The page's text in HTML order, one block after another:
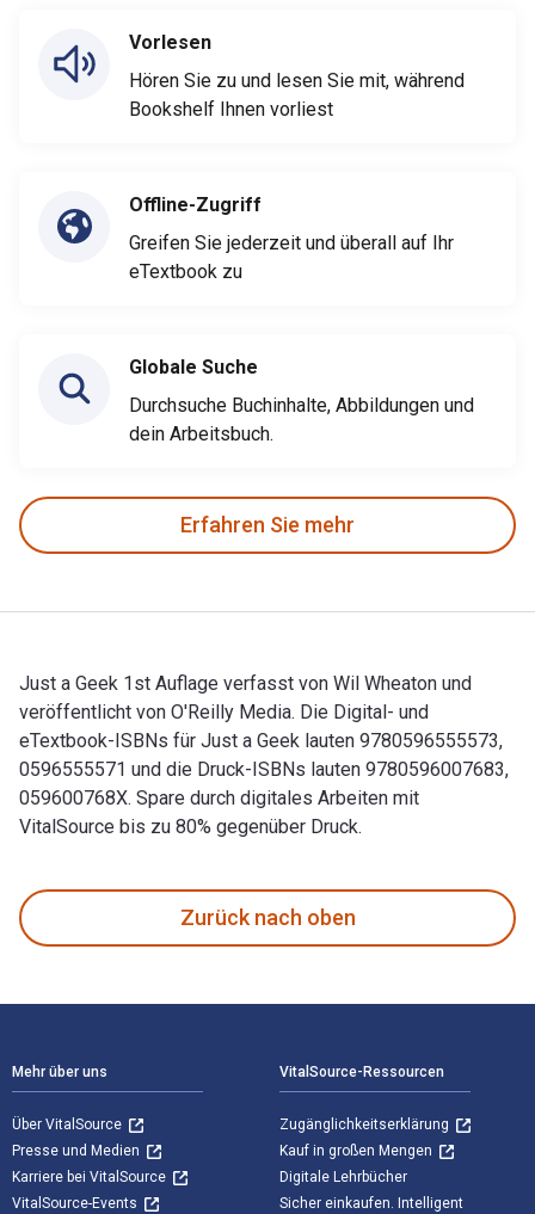
Vorlesen
Hören Sie zu und lesen Sie mit, während
Bookshelf Ihnen vorliest
Offline-Zugriff
Greifen Sie jederzeit und überall auf Ihr
eTextbook zu
Globale Suche
Durchsuche Buchinhalte, Abbildungen und
dein Arbeitsbuch.
Erfahren Sie mehr
Just a Geek 1st Auflage verfasst von Wil Wheaton und
veröffentlicht von O'Reilly Media. Die Digital- und
eTextbook-ISBNs für Just a Geek lauten 9780596555573,
0596555571 und die Druck-ISBNs lauten 9780596007683,
059600768X. Spare durch digitales Arbeiten mit
VitalSource bis zu 80% gegenüber Druck.
Zurück nach oben
Mehr über uns
Über VitalSource
Presse und Medien
Karriere bei VitalSource
VitalSource-Events
VitalSource-Ressourcen
Zugänglichkeitserklärung
Kauf in großen Mengen
Digitale Lehrbücher
Sicher einkaufen. Intelligent